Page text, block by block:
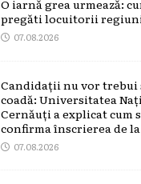
O iarnă grea urmează:
pregăti locuitorii
07.08.2026
Candidații nu vor trebui
coadă: Universitatea
Cernăuți a explicat cum
confirma înscrierea de
07.08.2026